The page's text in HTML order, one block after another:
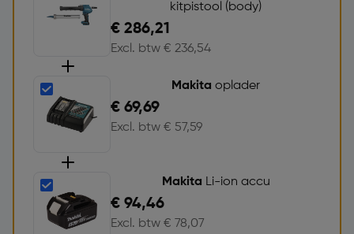
kitpistool (body)
€ 286,21
Excl. btw € 236,54
Makita oplader
€ 69,69
Excl. btw € 57,59
Makita Li-ion accu
€ 94,46
Excl. btw € 78,07